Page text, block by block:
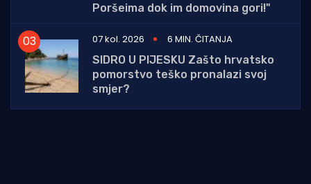
Poršeima dok im domovina gori!"
07 kol. 2026
6 MIN. ČITANJA
SIDRO U PIJESKU Zašto hrvatsko
pomorstvo teško pronalazi svoj
smjer?